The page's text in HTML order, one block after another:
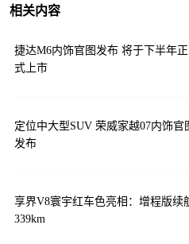
相关内容
捷达M6内饰官图发布 将于下半年正
式上市
定位中大型SUV 荣威家越07内饰官
发布
享界V8寰宇红车色亮相：增程版续
339km